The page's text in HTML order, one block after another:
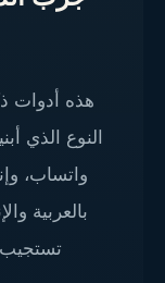
هذه أدوات
النوع الذي
واتساب،
بالعربية